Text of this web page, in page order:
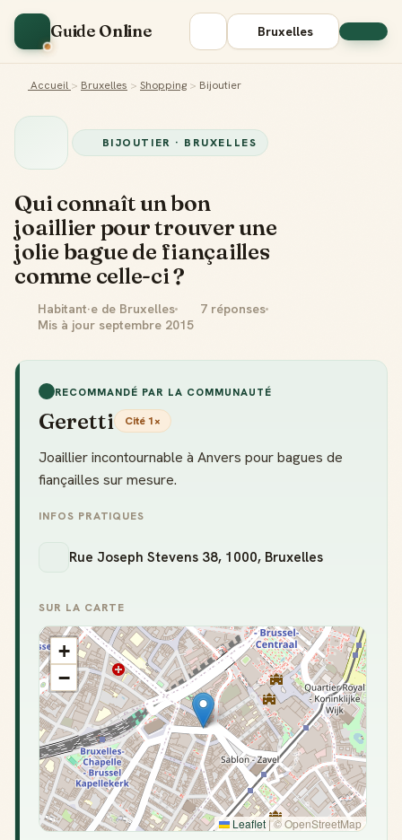
Guide Online Bruxelles
Accueil > Bruxelles > Shopping > Bijoutier
BIJOUTIER · BRUXELLES
Qui connaît un bon
joaillier pour trouver une
jolie bague de fiançailles
comme celle-ci ?
Habitant·e de Bruxelles
7 réponses
Mis à jour septembre 2015
RECOMMANDÉ PAR LA COMMUNAUTÉ
Geretti Cité 1×
Joaillier incontournable à Anvers pour bagues de
fiançailles sur mesure.
INFOS PRATIQUES
Rue Joseph Stevens 38, 1000, Bruxelles
SUR LA CARTE
+
−
Leaflet |© OpenStreetMap